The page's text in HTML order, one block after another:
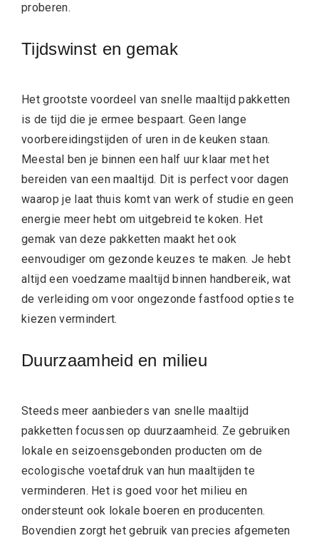
proberen.
Tijdswinst en gemak
Het grootste voordeel van snelle maaltijd pakketten
is de tijd die je ermee bespaart. Geen lange
voorbereidingstijden of uren in de keuken staan.
Meestal ben je binnen een half uur klaar met het
bereiden van een maaltijd. Dit is perfect voor dagen
waarop je laat thuis komt van werk of studie en geen
energie meer hebt om uitgebreid te koken. Het
gemak van deze pakketten maakt het ook
eenvoudiger om gezonde keuzes te maken. Je hebt
altijd een voedzame maaltijd binnen handbereik, wat
de verleiding om voor ongezonde fastfood opties te
kiezen vermindert.
Duurzaamheid en milieu
Steeds meer aanbieders van snelle maaltijd
pakketten focussen op duurzaamheid. Ze gebruiken
lokale en seizoensgebonden producten om de
ecologische voetafdruk van hun maaltijden te
verminderen. Het is goed voor het milieu en
ondersteunt ook lokale boeren en producenten.
Bovendien zorgt het gebruik van precies afgemeten